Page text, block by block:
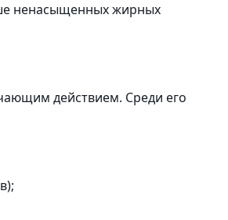
маски
ненасыщенных жирных
действием. Среди его